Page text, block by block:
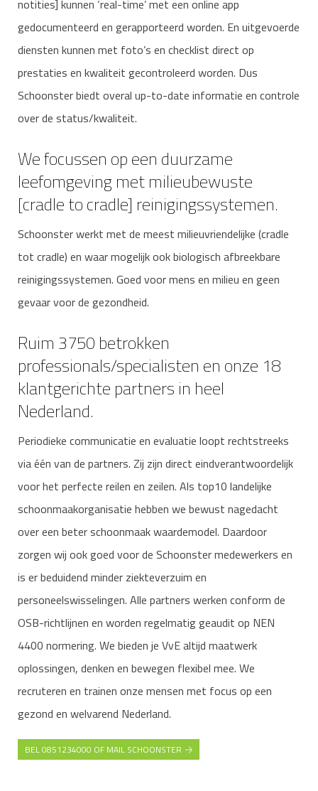
notities] kunnen ‘real-time’ met een online app
gedocumenteerd en gerapporteerd worden. En uitgevoerde
diensten kunnen met foto’s en checklist direct op
prestaties en kwaliteit gecontroleerd worden. Dus
Schoonster biedt overal up-to-date informatie en controle
over de status/kwaliteit.
We focussen op een duurzame
leefomgeving met milieubewuste
[cradle to cradle] reinigingssystemen.
Schoonster werkt met de meest milieuvriendelijke (cradle
tot cradle) en waar mogelijk ook biologisch afbreekbare
reinigingssystemen. Goed voor mens en milieu en geen
gevaar voor de gezondheid.
Ruim 3750 betrokken
professionals/specialisten en onze 18
klantgerichte partners in heel
Nederland.
Periodieke communicatie en evaluatie loopt rechtstreeks
via één van de partners. Zij zijn direct eindverantwoordelijk
voor het perfecte reilen en zeilen. Als top10 landelijke
schoonmaakorganisatie hebben we bewust nagedacht
over een beter schoonmaak waardemodel. Daardoor
zorgen wij ook goed voor de Schoonster medewerkers en
is er beduidend minder ziekteverzuim en
personeelswisselingen. Alle partners werken conform de
OSB-richtlijnen en worden regelmatig geaudit op NEN
4400 normering. We bieden je VvE altijd maatwerk
oplossingen, denken en bewegen flexibel mee. We
recruteren en trainen onze mensen met focus op een
gezond en welvarend Nederland.
BEL 0851234000 OF MAIL SCHOONSTER